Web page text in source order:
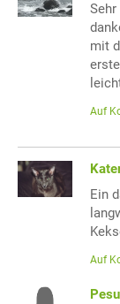
mit
Auf
Ein
Auf